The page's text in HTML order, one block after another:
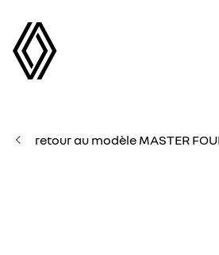
retour au modèle MASTER